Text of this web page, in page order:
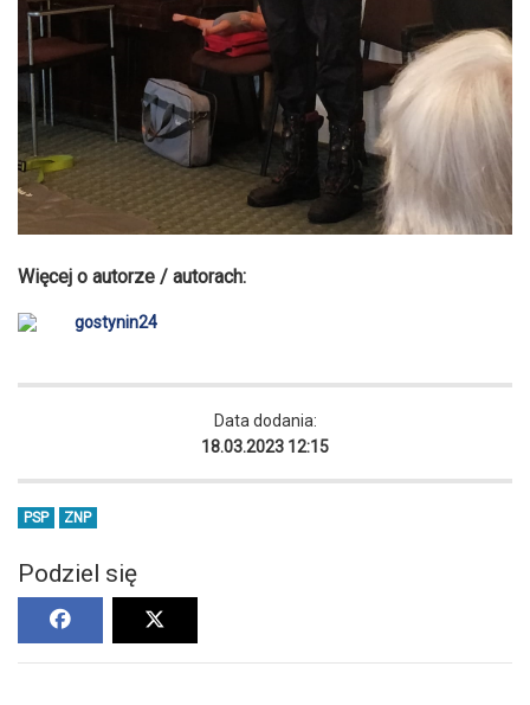
Więcej o autorze / autorach:
gostynin24
Data dodania:
18.03.2023 12:15
PSP ZNP
Podziel się